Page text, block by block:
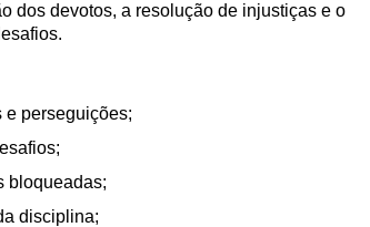
dos devotos, a resolução de injustiças e o
e perseguições;
bloqueadas;
disciplina;